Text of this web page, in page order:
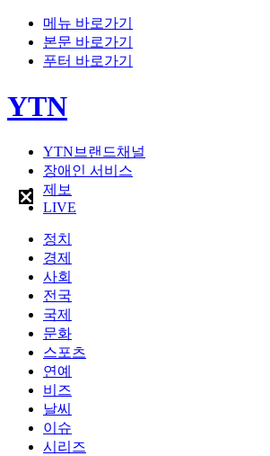
메뉴 바로가기
본문 바로가기
푸터 바로가기
YTN
YTN브랜드채널
장애인 서비스
제보
LIVE
정치
경제
사회
전국
국제
문화
스포츠
연예
비즈
날씨
이슈
시리즈